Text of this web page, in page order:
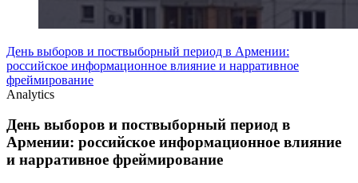
День выборов и поствыборный период в Армении:
российское информационное влияние и нарративное
фреймирование
Analytics
День выборов и поствыборный период в
Армении: российское информационное влияние
и нарративное фреймирование